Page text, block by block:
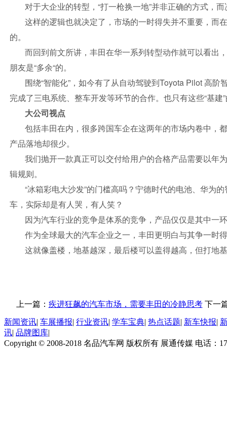
对于大企业的转型，“打一枪换一地”并非正确的方式，
这样的逻辑也就决定了，市场的一时得失并不重要，而
的。
而回到前文所讲，丰田在华一系列转型动作就可以看出
朋友是“多余“的。
围绕“智能化”，如今有了从自动驾驶到Toyota Pilot 高
完成了三电系统、整车开发等环节的合作。也只有这些“基
大公司视点
包括丰田在内，很多跨国车企在这两年的市场内卷中
产品落地却很少。
我们抛开一款真正可以交付给用户的合格产品需要以年
辑规则。
“冰箱彩电大沙发”的门槛高吗？宁德时代的电池、华为
车，实际却是有人哭，有人笑？
因为汽车行业的竞争是体系的竞争，产品仅仅是其中一
作为全球最大的汽车企业之一，丰田更明白与其争一时
这就像盖楼，地基越深，最后楼可以盖得越高，但打地
上一篇： 疾进狂飙的汽车市场，需要丰田的冷静思考下一
新闻资讯| 车展播报| 行业资讯| 学车宝典| 热点话题| 新车快报|
讯| 品牌图库|
Copyright © 2008-2018 名品汽车网 版权所有 展通传媒 电话：